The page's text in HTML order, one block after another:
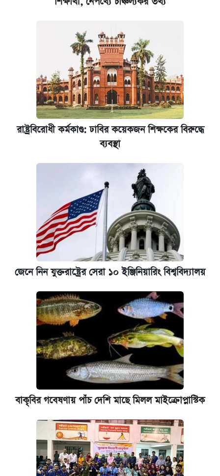
রাষ্ট্রবিরোধী কর্মকাণ্ড: ঢাবির কয়েকজন শিক্ষকের বিরুদ্ধে
ব্যবস্থা
জেনে নিন যুক্তরাষ্ট্রের সেরা ১০ ইঞ্জিনিয়ারিং বিশ্ববিদ্যালয়
বাকৃবির গবেষণায় পাঁচ দেশি মাছে মিলল মাইক্রোপ্লাস্টিক